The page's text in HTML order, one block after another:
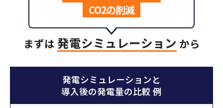
CO2の削減
まずは 発電シミュレーション から
発電シミュレーションと
導入後の発電量の比較 例